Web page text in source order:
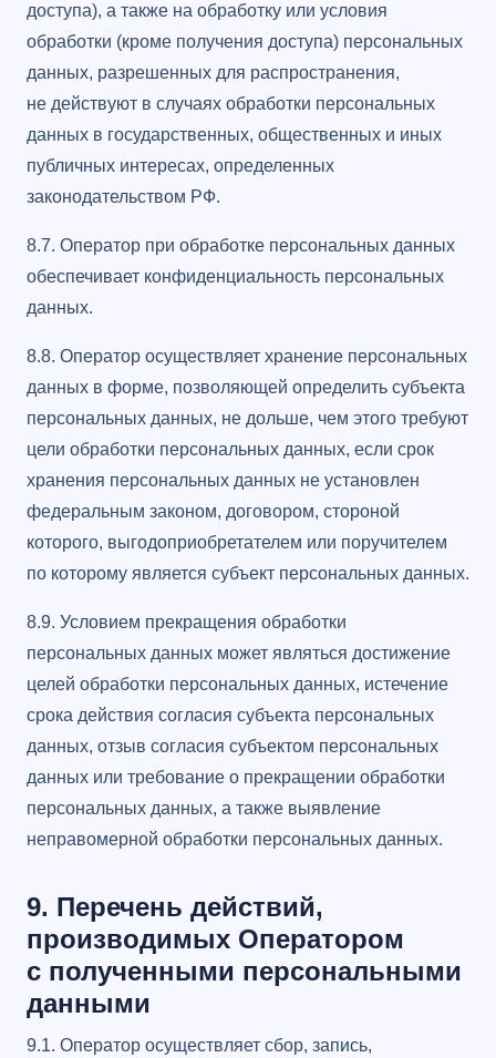
доступа), а также на обработку или условия
обработки (кроме получения доступа) персональных
данных, разрешенных для распространения,
не действуют в случаях обработки персональных
данных в государственных, общественных и иных
публичных интересах, определенных
законодательством РФ.
8.7. Оператор при обработке персональных данных
обеспечивает конфиденциальность персональных
данных.
8.8. Оператор осуществляет хранение персональных
данных в форме, позволяющей определить субъекта
персональных данных, не дольше, чем этого требуют
цели обработки персональных данных, если срок
хранения персональных данных не установлен
федеральным законом, договором, стороной
которого, выгодоприобретателем или поручителем
по которому является субъект персональных данных.
8.9. Условием прекращения обработки
персональных данных может являться достижение
целей обработки персональных данных, истечение
срока действия согласия субъекта персональных
данных, отзыв согласия субъектом персональных
данных или требование о прекращении обработки
персональных данных, а также выявление
неправомерной обработки персональных данных.
9. Перечень действий,
производимых Оператором
с полученными персональными
данными
9.1. Оператор осуществляет сбор, запись,